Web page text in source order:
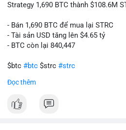
Strategy 1,690 BTC thành $108.6M
- Bán 1,690 BTC để mua lại STRC
- Tài sản USD tăng lên $4.65 tỷ
- BTC còn lại 840,447
$btc #btc $strc #strc
#vlikevn
📰 Nguồn: Cointelegraph
Đọc thêm